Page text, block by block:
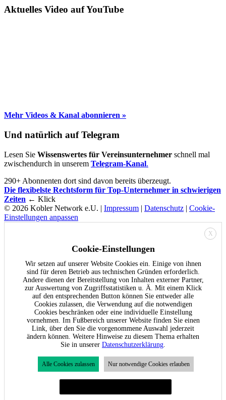
Aktuelles Video auf YouTube
Mehr Videos & Kanal abonnieren »
Und natürlich auf Telegram
Lesen Sie Wissenswertes für Vereinsunternehmer schnell mal
zwischendurch in unserem Telegram-Kanal.
290+ Abonnenten dort sind davon bereits überzeugt.
Die flexibelste Rechtsform für Top-Unternehmer in schwierigen
Zeiten ← Klick
© 2026 Kobler Network e.U. | Impressum | Datenschutz | Cookie-
Einstellungen anpassen
X
Cookie-Einstellungen
Wir setzen auf unserer Website Cookies ein. Einige von ihnen
sind für deren Betrieb aus technischen Gründen erforderlich.
Andere dienen der Bereitstellung von Inhalten externer Partner,
zur Auswertung von Zugriffsstatistiken u. Ä. Mit einem Klick
auf den entsprechenden Button können Sie entweder alle
Cookies zulassen, die Verwendung auf die notwendigen
Cookies beschränken oder eine individuelle Einstellung
vornehmen. Im Fußbereich unserer Website finden Sie einen
Link, über den Sie die vorgenommene Auswahl jederzeit
ändern können. Weitere Hinweise zu diesem Thema erhalten
Sie in unserer Datenschutzerklärung
Alle Cookies zulassen Nur notwendige Cookies erlauben